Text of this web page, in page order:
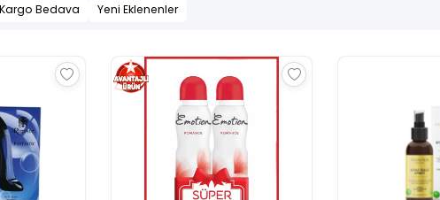
Kargo Bedava Yeni Eklenenler